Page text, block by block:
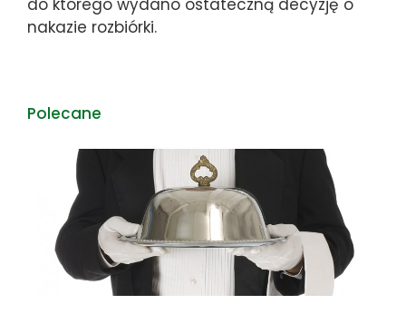
do którego wydano ostateczną decyzję o
nakazie rozbiórki.
Polecane